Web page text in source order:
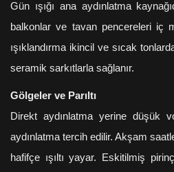
Gün ışığı ana aydınlatma
balkonlar ve tavan pencereleri iç
ışıklandırma ikincil ve sıcak
seramik sarkıtlarla sağlanır.
Gölgeler ve Parıltı
Direkt aydınlatma yerine düşük
aydınlatma tercih edilir. Akşam
hafifçe ışıltı yayar. Eskitilmiş